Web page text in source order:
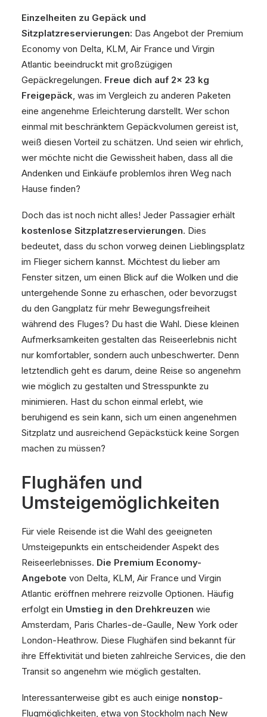
Einzelheiten zu Gepäck und
Sitzplatzreservierungen: Das Angebot der Premium
Economy von Delta, KLM, Air France und Virgin
Atlantic beeindruckt mit großzügigen
Gepäckregelungen. Freue dich auf 2x 23 kg
Freigepäck, was im Vergleich zu anderen Paketen
eine angenehme Erleichterung darstellt. Wer schon
einmal mit beschränktem Gepäckvolumen gereist ist,
weiß diesen Vorteil zu schätzen. Und seien wir ehrlich,
wer möchte nicht die Gewissheit haben, dass all die
Andenken und Einkäufe problemlos ihren Weg nach
Hause finden?
Doch das ist noch nicht alles! Jeder Passagier erhält
kostenlose Sitzplatzreservierungen. Dies
bedeutet, dass du schon vorweg deinen Lieblingsplatz
im Flieger sichern kannst. Möchtest du lieber am
Fenster sitzen, um einen Blick auf die Wolken und die
untergehende Sonne zu erhaschen, oder bevorzugst
du den Gangplatz für mehr Bewegungsfreiheit
während des Fluges? Du hast die Wahl. Diese kleinen
Aufmerksamkeiten gestalten das Reiseerlebnis nicht
nur komfortabler, sondern auch unbeschwerter. Denn
letztendlich geht es darum, deine Reise so angenehm
wie möglich zu gestalten und Stresspunkte zu
minimieren. Hast du schon einmal erlebt, wie
beruhigend es sein kann, sich um einen angenehmen
Sitzplatz und ausreichend Gepäckstück keine Sorgen
machen zu müssen?
Flughäfen und
Umsteigemöglichkeiten
Für viele Reisende ist die Wahl des geeigneten
Umsteigepunkts ein entscheidender Aspekt des
Reiseerlebnisses. Die Premium Economy-
Angebote von Delta, KLM, Air France und Virgin
Atlantic eröffnen mehrere reizvolle Optionen. Häufig
erfolgt ein Umstieg in den Drehkreuzen wie
Amsterdam, Paris Charles-de-Gaulle, New York oder
London-Heathrow. Diese Flughäfen sind bekannt für
ihre Effektivität und bieten zahlreiche Services, die den
Transit so angenehm wie möglich gestalten.
Interessanterweise gibt es auch einige nonstop-
Flugmöglichkeiten, etwa von Stockholm nach New